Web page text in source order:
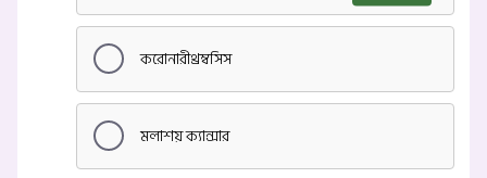
করোনারীথ্রম্বসিস
মলাশয় ক্যান্সার